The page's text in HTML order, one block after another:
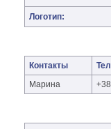
Логотип:
Контакты
Марина